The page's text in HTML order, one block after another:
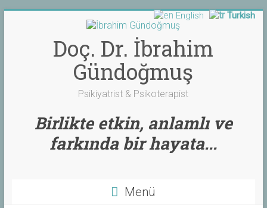
Doç. Dr. İbrahim
Gündoğmuş
Psikiyatrist & Psikoterapist
Birlikte etkin, anlamlı ve
farkında bir hayata...
Menü
English Turkish